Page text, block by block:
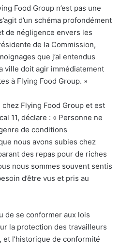
Food Group n’est pas une
d’un schéma profondément
de négligence envers les
de la Commission,
que j’ai entendus
ville doit agir immédiatement
à Flying Food Group. »
Flying Food Group et est
11, déclare : « Personne ne
de conditions
nous avons subies chez
des repas pour de riches
nous sommes souvent sentis
d’être vus et pris au
de se conformer aux lois
la protection des travailleurs
l’historique de conformité